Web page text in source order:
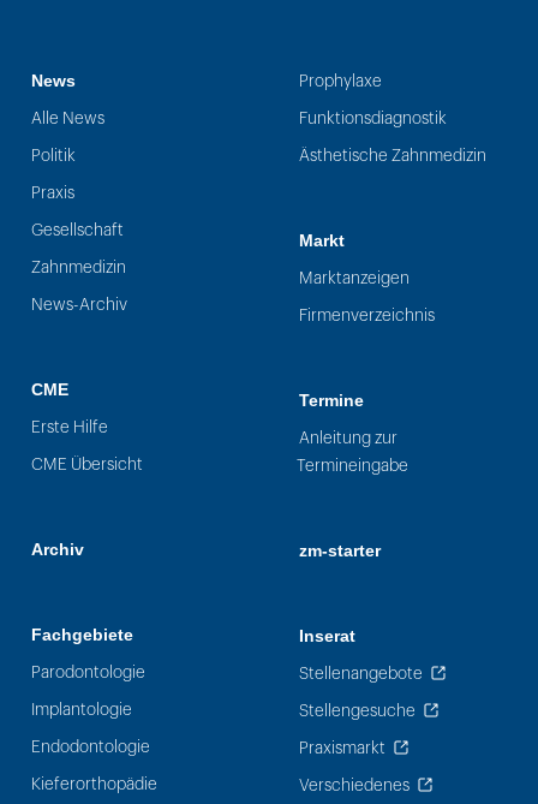
News
Alle News
Politik
Praxis
Gesellschaft
Zahnmedizin
News-Archiv
CME
Erste Hilfe
CME Übersicht
Archiv
Fachgebiete
Parodontologie
Implantologie
Endodontologie
Kieferorthopädie
Prophylaxe
Funktionsdiagnostik
Ästhetische Zahnmedizin
Markt
Marktanzeigen
Firmenverzeichnis
Termine
Anleitung zur
Termineingabe
zm-starter
Inserat
Stellenangebote
Stellengesuche
Praxismarkt
Verschiedenes